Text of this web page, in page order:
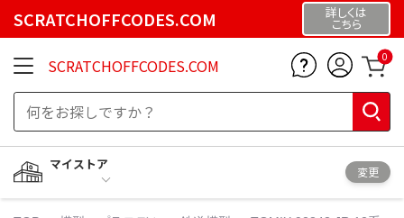
SCRATCHOFFCODES.COM 詳しくは
こちら
SCRATCHOFFCODES.COM 0
マイストア
変更